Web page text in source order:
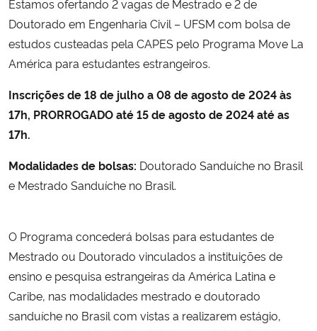
Ministério do Desenvolvimento Regional
Controladoria-Geral da União
Secretaria-Geral
Gabinete de Segurança Institucional
Advocacia-Geral da União
Estamos ofertando 2 vagas de Mestrado e 2 de
Doutorado em Engenharia Civil – UFSM com bolsa de
estudos custeadas pela CAPES pelo Programa Move La
América para estudantes estrangeiros.
Inscrições de 18 de julho a 08 de agosto de 2024 às
17h, PRORROGADO até 15 de agosto de 2024 até as
17h.
Modalidades de bolsas: Doutorado Sanduíche no Brasil
e Mestrado Sanduíche no Brasil.
O Programa concederá bolsas para estudantes de
Mestrado ou Doutorado vinculados a instituições de
ensino e pesquisa estrangeiras da América Latina e
Caribe, nas modalidades mestrado e doutorado
sanduíche no Brasil com vistas a realizarem estágio,